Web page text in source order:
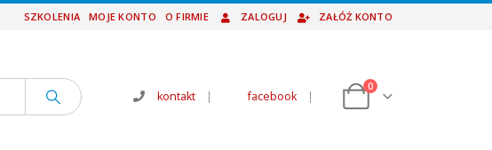
SZKOLENIA MOJE KONTO O FIRMIE ZALOGUJ ZAŁÓŻ KONTO
kontakt | facebook |
0